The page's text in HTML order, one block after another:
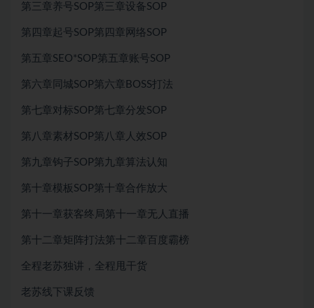
第三章养号SOP第三章设备SOP
第四章起号SOP第四章网络SOP
第五章SEO*SOP第五章账号SOP
第六章同城SOP第六章BOSS打法
第七章对标SOP第七章分发SOP
第八章素材SOP第八章人效SOP
第九章钩子SOP第九章算法认知
第十章模板SOP第十章合作放大
第十一章获客终局第十一章无人直播
第十二章矩阵打法第十二章百度霸榜
全程老苏独讲，全程甩干货
老苏线下课反馈